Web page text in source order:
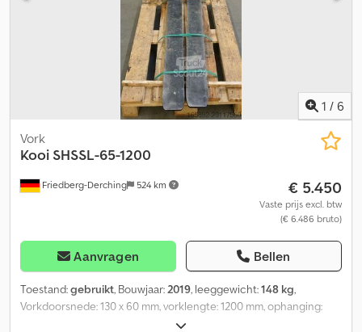
1 / 6
Friedberg-Derching 524 km
Vork
Kooi SHSSL-65-1200
€ 5.450
Vaste prijs excl. btw
(€ 6.486 bruto)
Aanvragen Bellen
Toestand:gebruikt, Bouwjaar:2019, leeggewicht:148 kg,
Vorkdoorsnede: 130 x 60 mm, vorklengte: 1200 mm, ophanging:
FEM4A, als nieuwe kooi SHSSL-65-1200 in hoogte verstelbare vork